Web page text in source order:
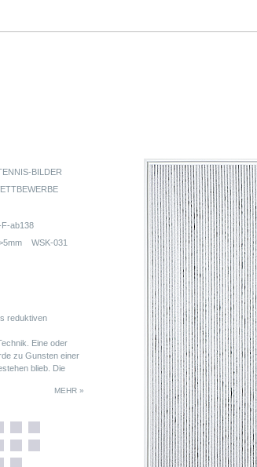
BILDER
F-ab138
WSK-031
reduktiven
Eine oder
zu Gunsten einer
blieb. Die
»WSK«-MEHR »